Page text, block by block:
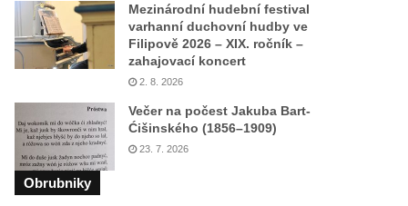
Mezinárodní hudební festival
varhanní duchovní hudby ve
Filipově 2026 – XIX. ročník –
zahajovací koncert
2. 8. 2026
Večer na počest Jakuba Bart-
Ćišinského (1856–1909)
23. 7. 2026
Obrubniky